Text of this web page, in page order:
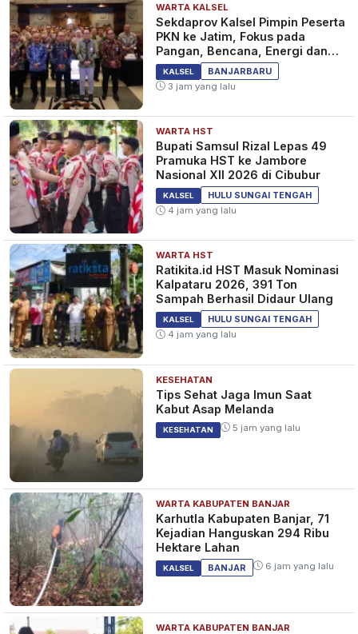
WARTA KALSEL
Sekdaprov Kalsel Pimpin Peserta
PKN ke Jatim, Fokus pada
Pangan, Bencana, Energi dan
Ekonomi
KALSEL
BANJARBARU
3 jam yang lalu
WARTA HST
Bupati Samsul Rizal Lepas 49
Pramuka HST ke Jambore
Nasional XII 2026 di Cibubur
KALSEL
HULU SUNGAI TENGAH
4 jam yang lalu
WARTA HST
Ratikita.id HST Masuk Nominasi
Kalpataru 2026, 391 Ton
Sampah Berhasil Didaur Ulang
KALSEL
HULU SUNGAI TENGAH
4 jam yang lalu
KESEHATAN
Tips Sehat Jaga Imun Saat
Kabut Asap Melanda
KESEHATAN 5 jam yang lalu
WARTA KABUPATEN BANJAR
Karhutla Kabupaten Banjar, 71
Kejadian Hanguskan 294 Ribu
Hektare Lahan
KALSEL BANJAR 6 jam yang lalu
WARTA KABUPATEN BANJAR